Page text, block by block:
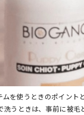
ムを使うときのポイント
洗うときは、事前に被毛